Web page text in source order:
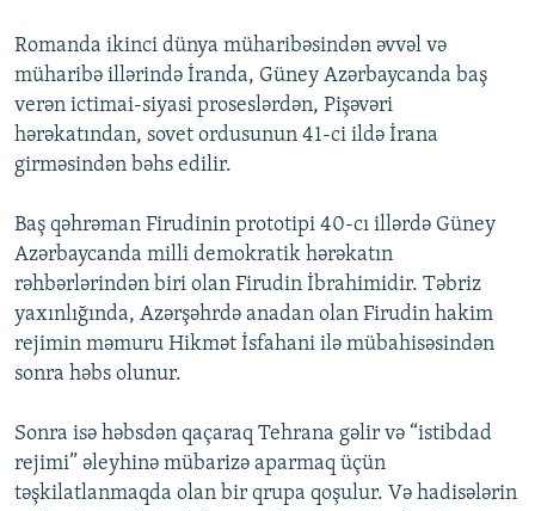
Romanda ikinci dünya müharibəsindən əvvəl və
müharibə illərində İranda, Güney Azərbaycanda baş
verən ictimai-siyasi proseslərdən, Pişəvəri
hərəkatından, sovet ordusunun 41-ci ildə İrana
girməsindən bəhs edilir.
Baş qəhrəman Firudinin prototipi 40-cı illərdə Güney
Azərbaycanda milli demokratik hərəkatın
rəhbərlərindən biri olan Firudin İbrahimidir. Təbriz
yaxınlığında, Azərşəhrdə anadan olan Firudin hakim
rejimin məmuru Hikmət İsfahani ilə mübahisəsindən
sonra həbs olunur.
Sonra isə həbsdən qaçaraq Tehrana gəlir və “istibdad
rejimi” əleyhinə mübarizə aparmaq üçün
təşkilatlanmaqda olan bir qrupa qoşulur. Və hadisələrin